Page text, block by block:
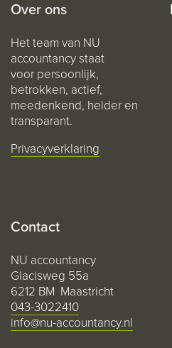
Over ons
Het team van NU
accountancy staat
voor persoonlijk,
betrokken, actief,
meedenkend, helder en
transparant.
Privacyverklaring
Contact
NU accountancy
Glacisweg 55a
6212 BM Maastricht
043-3022410
info@nu-accountancy.nl